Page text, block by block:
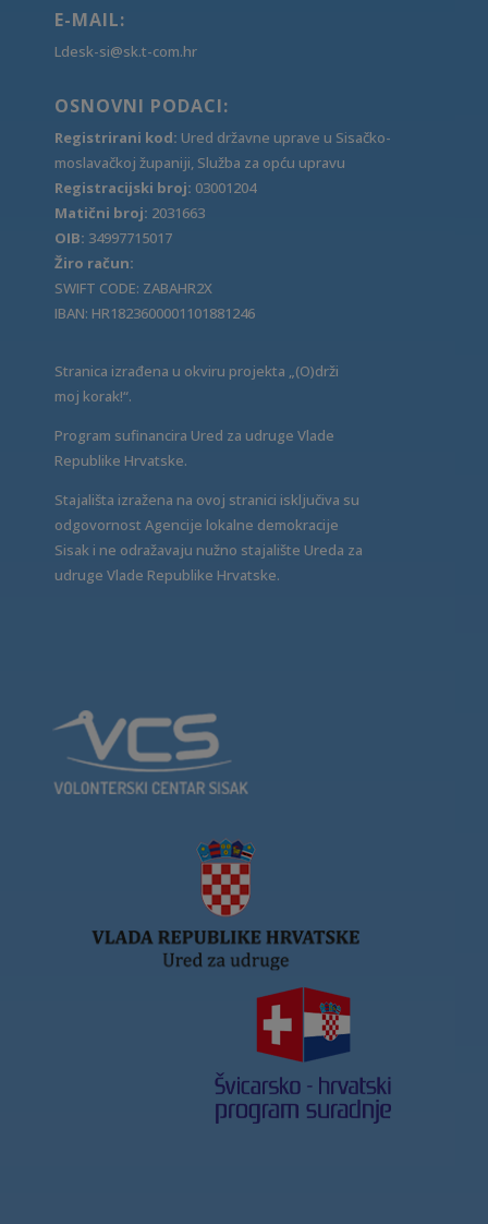
E-MAIL:
Ldesk-si@sk.t-com.hr
OSNOVNI PODACI:
Registrirani kod: Ured državne uprave u Sisačko-
moslavačkoj županiji, Služba za opću upravu
Registracijski broj: 03001204
Matični broj: 2031663
OIB: 34997715017
Žiro račun:
SWIFT CODE: ZABAHR2X
IBAN: HR1823600001101881246
Stranica izrađena u okviru projekta „(O)drži
moj korak!“.
Program sufinancira Ured za udruge Vlade
Republike Hrvatske.
Stajališta izražena na ovoj stranici isključiva su
odgovornost Agencije lokalne demokracije
Sisak i ne odražavaju nužno stajalište Ureda za
udruge Vlade Republike Hrvatske.